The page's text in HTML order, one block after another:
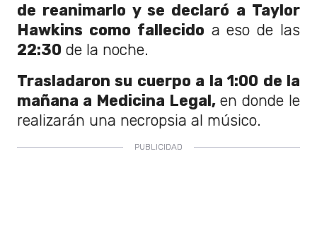
de reanimarlo y se declaró a Taylor
Hawkins como fallecido a eso de las
22:30 de la noche.
Trasladaron su cuerpo a la 1:00 de la
mañana a Medicina Legal,en donde le
realizarán una necropsia al músico.